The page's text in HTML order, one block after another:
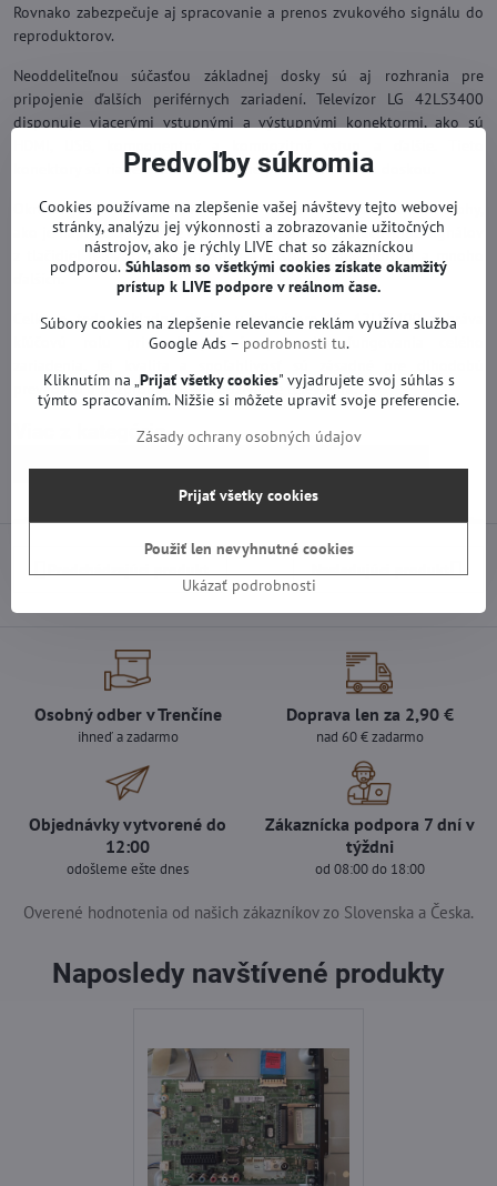
Rovnako zabezpečuje aj spracovanie a prenos zvukového signálu do
reproduktorov.
Neoddeliteľnou súčasťou základnej dosky sú aj rozhrania pre
pripojenie ďalších periférnych zariadení. Televízor LG 42LS3400
disponuje viacerými vstupnými a výstupnými konektormi, ako sú
konektory sú riadené a obsluhované práve základnou doskou.
Okrem týchto hlavných funkcií plní základná doska aj ďalšie úlohy,
ako je napríklad riadenie diaľkového ovládania, spracovanie signálov
z tlačidiel televízora, diagnostika a odstraňovanie porúch a mnoho
ďalších.
Celkovo teda základná doska v televízore LG 42LS3400 zohráva
kľúčovú rolu pri zabezpečení správneho fungovania celého
prevádzku a bezproblémové používanie televízora.
Viac z kategórie
Náhradné diely | LG TV Základné dosky | LG TV
Osobný odber v Trenčíne
ihneď a zadarmo
Doprava len za 2,90 €
nad 60 € zadarmo
Objednávky vytvorené do
12:00
odošleme ešte dnes
Zákaznícka podpora 7 dní v
týždni
od 08:00 do 18:00
Overené hodnotenia od našich zákazníkov zo Slovenska a Česka.
Naposledy navštívené produkty
Predvoľby súkromia
Cookies používame na zlepšenie vašej návštevy tejto webovej
stránky, analýzu jej výkonnosti a zobrazovanie užitočných
nástrojov, ako je rýchly LIVE chat so zákazníckou
podporou. Súhlasom so všetkými cookies získate okamžitý
prístup k LIVE podpore v reálnom čase.
Súbory cookies na zlepšenie relevancie reklám využíva služba
Google Ads – podrobnosti tu.
Kliknutím na „ Prijať všetky cookies" vyjadrujete svoj súhlas s
týmto spracovaním. Nižšie si môžete upraviť svoje preferencie.
Zásady ochrany osobných údajov
Ukázať podrobnosti
Prijať všetky cookies
Použiť len nevyhnutné cookies